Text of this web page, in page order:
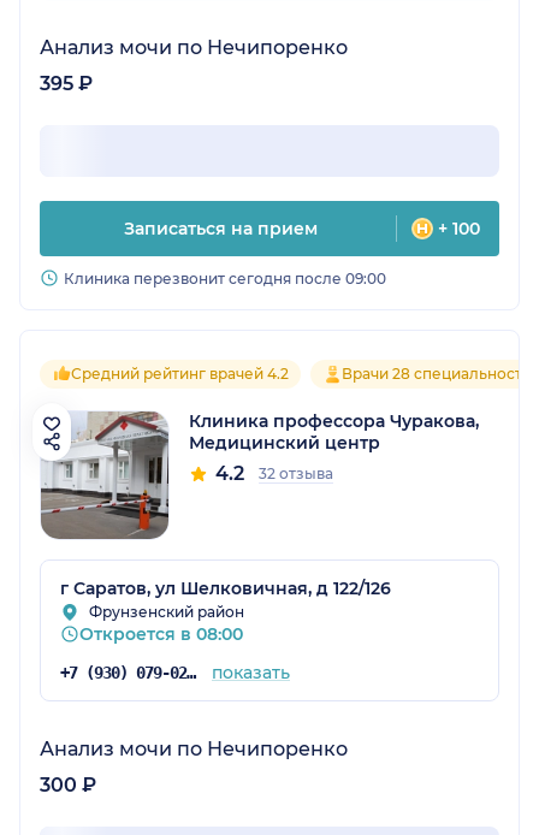
Анализ мочи по Нечипоренко
395 ₽
Записаться на прием + 100
Клиника перезвонит сегодня после 09:00
Средний рейтинг врачей 4.2 Врачи 28
Клиника профессора Чуракова,
Медицинский центр
4.2 32 отзыва
г Саратов, ул Шелковичная, д 122/126
Фрунзенский район
Откроется в 08:00
+7 (930) 079-02-84 показать
Анализ мочи по Нечипоренко
300 ₽